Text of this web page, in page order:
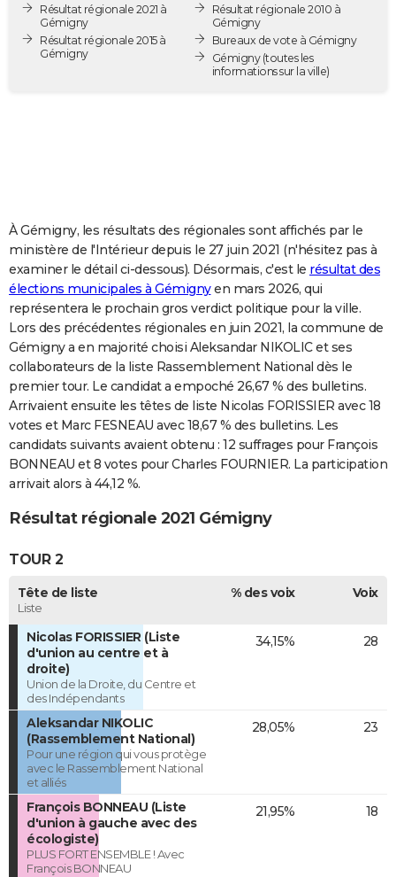
Destinations
City break
Voyage nature
Voyage de noces
Forum
PHOTO
GUIDES D'ACHAT
COPAINS D'AVANT
S'inscrire
Se connecter
Lycées
Collèges
Primaires
Universités
Entreprises
Service militaire
Avis de recherche
AVIS DE DÉCÈS
FORUM
Bricolage
Lifestyle
Culture
Sport
Auto
Television
Voyage
Cinema
Résultat régionale 2021 à
Gémigny
Résultat régionale 2015 à
Gémigny
Résultat régionale 2010 à
Gémigny
Bureaux de vote à Gémigny
Gémigny(toutes les
informations sur la ville)
À Gémigny, les résultats des régionales sont affichés par le
ministère de l'Intérieur depuis le 27 juin 2021 (n'hésitez pas à
examiner le détail ci-dessous). Désormais, c'est le résultat des
élections municipales à Gémignyen mars 2026, qui
représentera le prochain gros verdict politique pour la ville.
Lors des précédentes régionales en juin 2021, la commune de
Gémigny a en majorité choisi Aleksandar NIKOLIC et ses
collaborateurs de la liste Rassemblement National dès le
premier tour. Le candidat a empoché 26,67 % des bulletins.
Arrivaient ensuite les têtes de liste Nicolas FORISSIER avec 18
votes et Marc FESNEAU avec 18,67 % des bulletins. Les
candidats suivants avaient obtenu : 12 suffrages pour François
BONNEAU et 8 votes pour Charles FOURNIER. La participation
arrivait alors à 44,12 %.
Résultat régionale 2021 Gémigny
TOUR 2
Tête de liste
Liste
% des voix Voix
Nicolas FORISSIER (Liste
d'union au centre et à
droite)
Union de la Droite, du Centre et
des Indépendants
34,15% 28
Aleksandar NIKOLIC
(Rassemblement National)
Pour une région qui vous protège
avec le Rassemblement National
et alliés
28,05% 23
François BONNEAU (Liste
d'union à gauche avec des
écologiste)
PLUS FORT ENSEMBLE ! Avec
François BONNEAU
21,95% 18